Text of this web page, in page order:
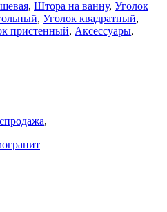
, Штора на ванну, Уголок
, Уголок квадратный,
пристенный, Аксессуары,
,